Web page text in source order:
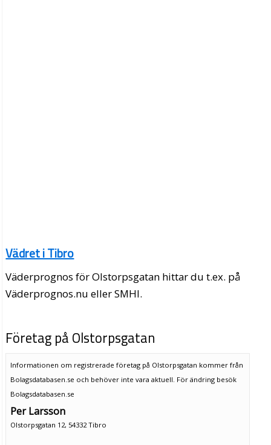
Vädret i Tibro
Väderprognos för Olstorpsgatan hittar du t.ex. på
Väderprognos.nu eller SMHI.
Företag på Olstorpsgatan
Informationen om registrerade företag på Olstorpsgatan kommer från
Bolagsdatabasen.se och behöver inte vara aktuell. För ändring besök
Bolagsdatabasen.se
Per Larsson
Olstorpsgatan 12, 54332 Tibro